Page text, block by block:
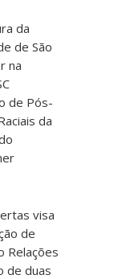
da
de São
na
de Pós-
da
visa
de
Relações
de duas